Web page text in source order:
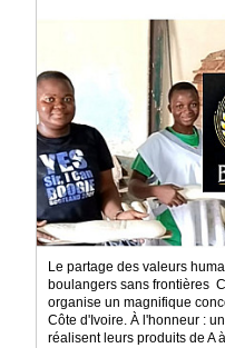
Le partage des valeurs
boulangers sans frontières
organise un magnifique
Côte d'Ivoire. À l'honneur :
réalisent leurs produits de A